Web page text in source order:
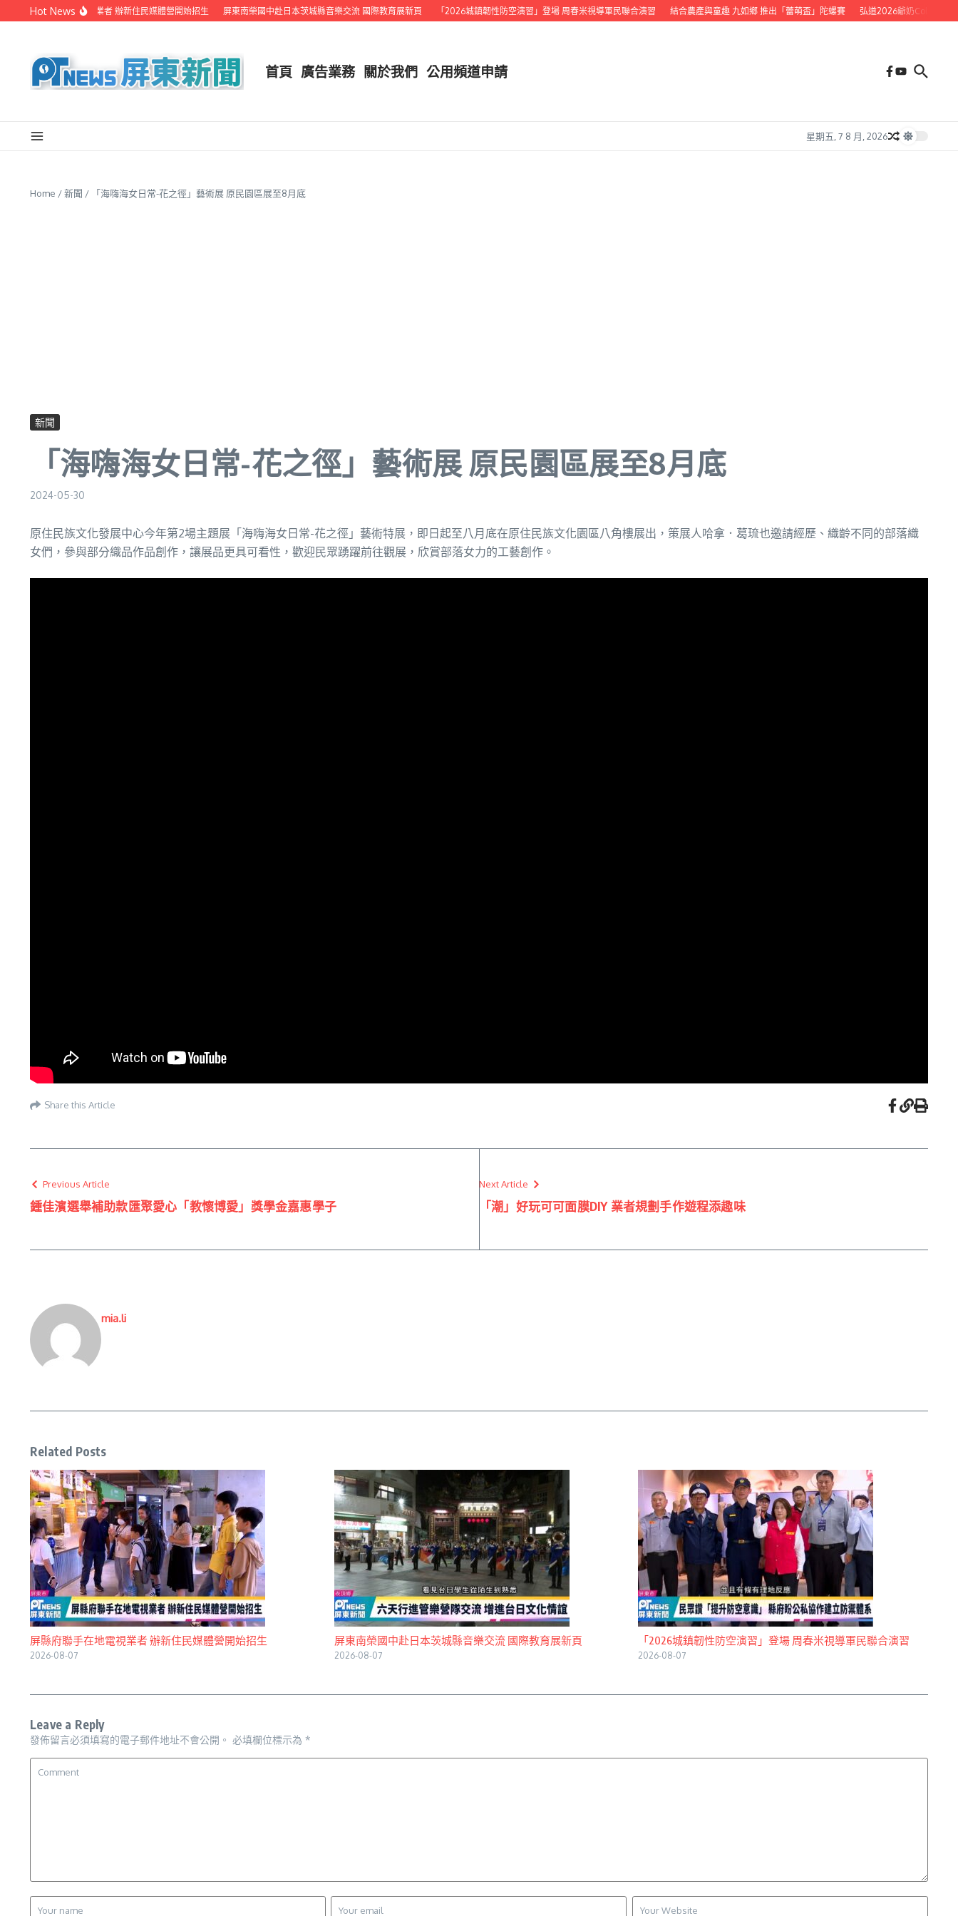
Skip to content
Hot News
屏縣府聯手在地電視業者 辦新住民媒體營開始招生 屏東南榮國中赴日本茨城縣音樂交流 國際教育展新頁 「2026城鎮韌性防空演習」登場 周春米視導軍民聯合演習 結合農產與童趣 九如鄉 推出「蕾萌盃」陀螺賽 弘道2026爺奶Color Walk健
首頁 廣告業務 關於我們 公用頻道申請
星期五, 7 8 月, 2026
Home /新聞 / 「海嗨海女日常-花之徑」藝術展 原民園區展至8月底
新聞
「海嗨海女日常-花之徑」藝術展 原民園區展至8月底
2024-05-30
原住民族文化發展中心今年第2場主題展「海嗨海女日常-花之徑」藝術特展，即日起至八月底在原住民族文化園區八角樓展出，策展人哈拿．葛琉也邀請經歷、織齡不同的部落織
女們，參與部分織品作品創作，讓展品更具可看性，歡迎民眾踴躍前往觀展，欣賞部落女力的工藝創作。
Share this Article
Previous Article
鍾佳濱選舉補助款匯聚愛心「教懷博愛」獎學金嘉惠學子
Next Article
「潮」好玩可可面膜DIY 業者規劃手作遊程添趣味
mia.li
Related Posts
屏縣府聯手在地電視業者 辦新住民媒體營開始招生
2026-08-07
屏東南榮國中赴日本茨城縣音樂交流 國際教育展新頁
2026-08-07
「2026城鎮韌性防空演習」登場 周春米視導軍民聯合演習
2026-08-07
Leave a Reply
發佈留言必須填寫的電子郵件地址不會公開。 必填欄位標示為 *